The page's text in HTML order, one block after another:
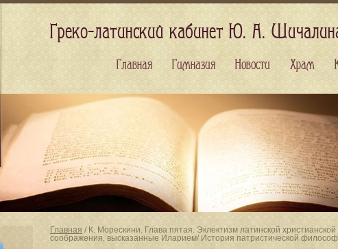
Главная / К. Морескини. Глава пятая. Эклектизм латинской
соображения, высказанные Иларием/ История патристической
Греко-латинский кабинет Ю. А.
Главная Гимназия Новости Храм